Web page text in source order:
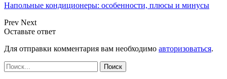
Напольные кондиционеры: особенности, плюсы и минусы
Prev Next
Оставьте ответ
Для отправки комментария вам необходимо авторизоваться.